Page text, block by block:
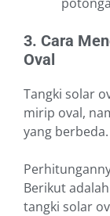
3. Cara
Oval
Tangki solar
mirip oval,
yang berbeda.
Berikut
tangki solar